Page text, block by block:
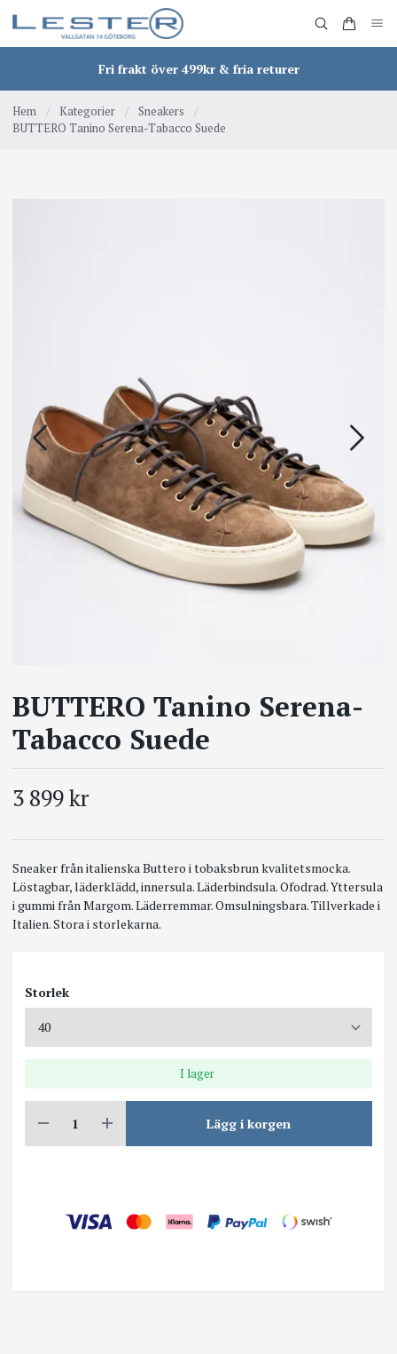
Fri frakt över 499kr & fria returer
Hem / Kategorier / Sneakers
/
BUTTERO Tanino Serena-Tabacco Suede
BUTTERO Tanino Serena-
Tabacco Suede
3 899 kr
Sneaker från italienska Buttero i tobaksbrun kvalitetsmocka.
Löstagbar, läderklädd, innersula. Läderbindsula. Ofodrad. Yttersula
i gummi från Margom. Läderremmar. Omsulningsbara. Tillverkade i
Italien. Stora i storlekarna.
Storlek
I lager
Lägg i korgen